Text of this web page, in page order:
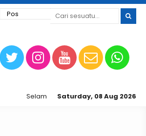
Saturday, 08 Aug 2026
Selamat Datang di Sekolah Tinggi